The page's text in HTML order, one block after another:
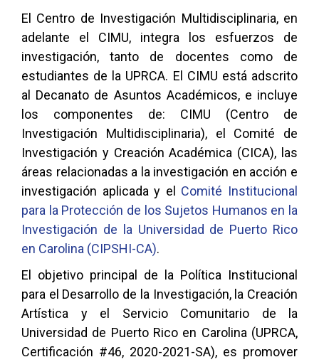
El Centro de Investigación Multidisciplinaria, en
adelante el CIMU, integra los esfuerzos de
investigación, tanto de docentes como de
estudiantes de la UPRCA. El CIMU está adscrito
al Decanato de Asuntos Académicos, e incluye
los componentes de: CIMU (Centro de
Investigación Multidisciplinaria), el Comité de
Investigación y Creación Académica (CICA), las
áreas relacionadas a la investigación en acción e
investigación aplicada y el Comité Institucional
para la Protección de los Sujetos Humanos en la
Investigación de la Universidad de Puerto Rico
en Carolina (CIPSHI-CA).
El objetivo principal de la Política Institucional
para el Desarrollo de la Investigación, la Creación
Artística y el Servicio Comunitario de la
Universidad de Puerto Rico en Carolina (UPRCA,
Certificación #46, 2020-2021-SA), es promover